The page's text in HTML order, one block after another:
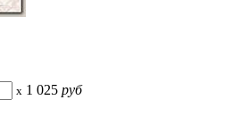
x 1 025 руб